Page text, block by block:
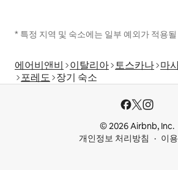
* 특정 지역 및 숙소에는 일부 예외가 적용
에어비앤비 이탈리아 토스카나 마
포레도 장기 숙소
© 2026 Airbnb, Inc.
개인정보 처리방침
이